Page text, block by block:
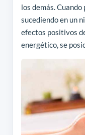
los demás.
sucediendo en un
efectos positivos
energético, se